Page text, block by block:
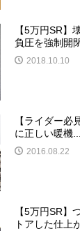
【5万円SR】
負圧を強制開
2018.10.10
【ライダー必
に正しい暖機...
2016.08.22
【5万円SR】
トアした仕上